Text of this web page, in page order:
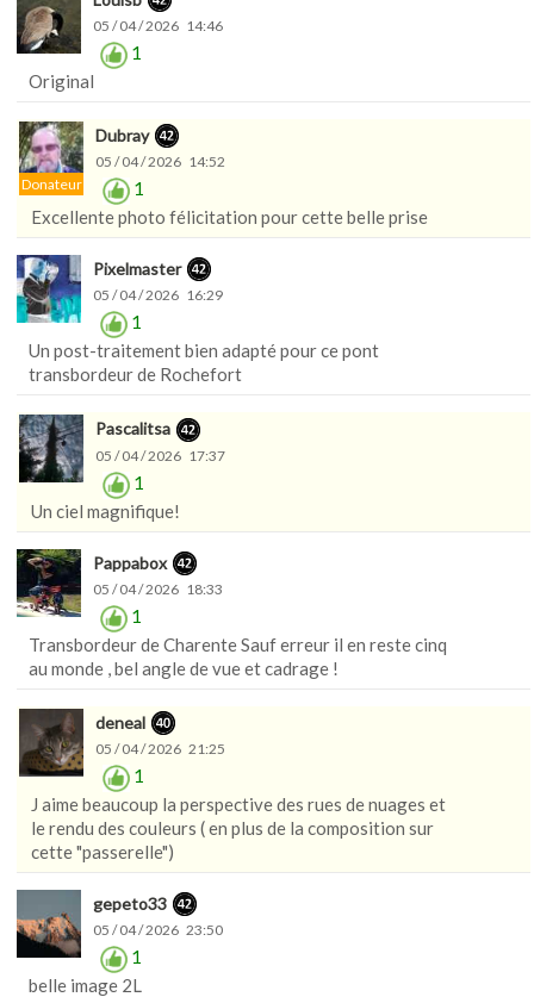
05 / 04 / 2026 14:46
1
Original
Donateur
Dubray
05 / 04 / 2026 14:52
1
Excellente photo félicitation pour cette belle prise
Pixelmaster
05 / 04 / 2026 16:29
1
Un post-traitement bien adapté pour ce pont
transbordeur de Rochefort
Pascalitsa
05 / 04 / 2026 17:37
1
Un ciel magnifique!
Pappabox
05 / 04 / 2026 18:33
1
Transbordeur de Charente Sauf erreur il en reste cinq
au monde , bel angle de vue et cadrage !
deneal
05 / 04 / 2026 21:25
1
J aime beaucoup la perspective des rues de nuages et
le rendu des couleurs ( en plus de la composition sur
cette "passerelle")
gepeto33
05 / 04 / 2026 23:50
1
belle image 2L